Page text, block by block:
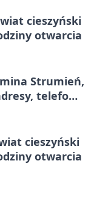
cieszyński
otwarcia
Strumień,
telefony,
cieszyński
otwarcia